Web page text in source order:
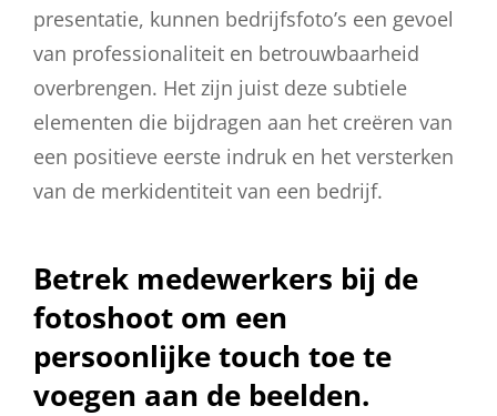
presentatie, kunnen bedrijfsfoto’s een gevoel
van professionaliteit en betrouwbaarheid
overbrengen. Het zijn juist deze subtiele
elementen die bijdragen aan het creëren van
een positieve eerste indruk en het versterken
van de merkidentiteit van een bedrijf.
Betrek medewerkers bij de
fotoshoot om een ​​
persoonlijke touch toe te
voegen aan de beelden.